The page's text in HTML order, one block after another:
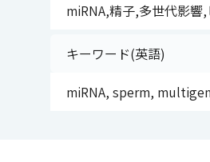
miRNA,精子,多世代影響,
キーワード(英語)
miRNA, sperm,